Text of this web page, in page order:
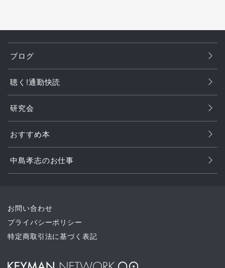
ブログ
聴く!通勤快読
研究会
おすすめ本
中島孝志のお仕事
お問い合わせ
プライバシーポリシー
特定商取引法に基づく表記